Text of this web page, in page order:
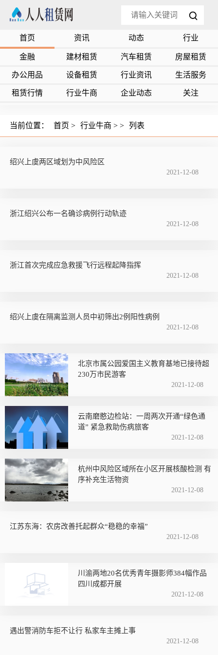
首页 资讯 动态 行业
金融 建材租赁 汽车租赁 房屋租赁
办公用品 设备租赁 行业资讯 生活服务
租赁行情 行业牛商 企业动态 关注
当前位置： 首页 > 行业牛商 > > 列表
绍兴上虞两区域划为中风险区
2021-12-08
浙江绍兴公布一名确诊病例行动轨迹
2021-12-08
浙江首次完成应急救援飞行远程起降指挥
2021-12-08
绍兴上虞在隔离监测人员中初筛出2例阳性病例
2021-12-08
北京市属公园爱国主义教育基地已接待超
230万市民游客
2021-12-08
云南磨憨边检站：一周两次开通“绿色通
道” 紧急救助伤病旅客
2021-12-08
杭州中风险区域所在小区开展核酸检测 有
序补充生活物资
2021-12-08
江苏东海：农房改善托起群众“稳稳的幸福”
2021-12-08
川渝两地20名优秀青年摄影师384幅作品
四川成都开展
2021-12-08
遇出警消防车拒不让行 私家车主摊上事
2021-12-08